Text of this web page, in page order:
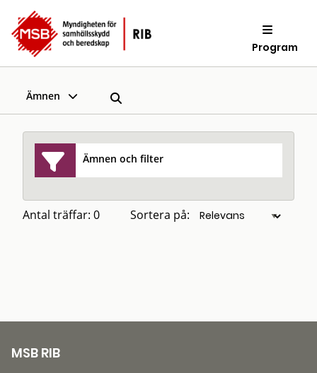
Program
Ämnen
Ämnen och filter
Antal träffar: 0 Sortera på:
MSB RIB